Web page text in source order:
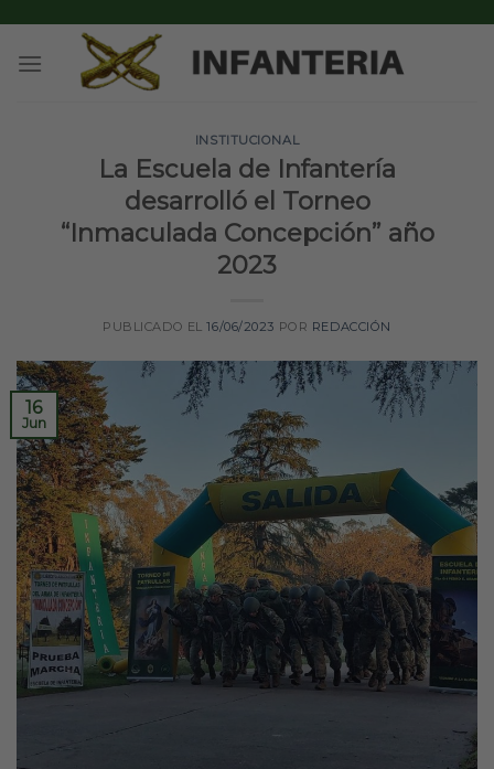
content
INSTITUCIONAL
La Escuela de Infantería
desarrolló el Torneo
“Inmaculada Concepción” año
2023
PUBLICADO EL16/06/2023 POR REDACCIÓN
16
Jun